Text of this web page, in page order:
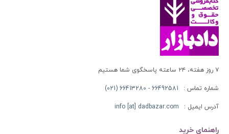
۷ روز هفته، ۲۴ ساعته پاسخگوی شما هستیم
شماره تماس : 66492581 - 66413280 (021)
آدرس ایمیل : info [at] dadbazar.com
راهنمای خرید